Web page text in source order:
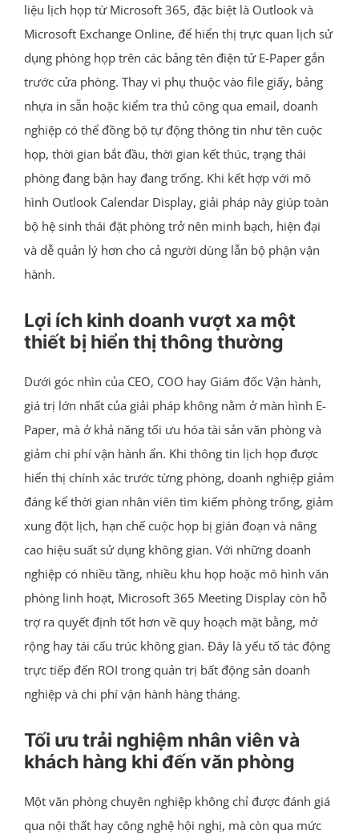
liệu lịch họp từ Microsoft 365, đặc biệt là Outlook và
Microsoft Exchange Online, để hiển thị trực quan lịch sử
dụng phòng họp trên các bảng tên điện tử E-Paper gắn
trước cửa phòng. Thay vì phụ thuộc vào file giấy, bảng
nhựa in sẵn hoặc kiểm tra thủ công qua email, doanh
nghiệp có thể đồng bộ tự động thông tin như tên cuộc
họp, thời gian bắt đầu, thời gian kết thúc, trạng thái
phòng đang bận hay đang trống. Khi kết hợp với mô
hình Outlook Calendar Display, giải pháp này giúp toàn
bộ hệ sinh thái đặt phòng trở nên minh bạch, hiện đại
và dễ quản lý hơn cho cả người dùng lẫn bộ phận vận
hành.
Lợi ích kinh doanh vượt xa một
thiết bị hiển thị thông thường
Dưới góc nhìn của CEO, COO hay Giám đốc Vận hành,
giá trị lớn nhất của giải pháp không nằm ở màn hình E-
Paper, mà ở khả năng tối ưu hóa tài sản văn phòng và
giảm chi phí vận hành ẩn. Khi thông tin lịch họp được
hiển thị chính xác trước từng phòng, doanh nghiệp giảm
đáng kể thời gian nhân viên tìm kiếm phòng trống, giảm
xung đột lịch, hạn chế cuộc họp bị gián đoạn và nâng
cao hiệu suất sử dụng không gian. Với những doanh
nghiệp có nhiều tầng, nhiều khu họp hoặc mô hình văn
phòng linh hoạt, Microsoft 365 Meeting Display còn hỗ
trợ ra quyết định tốt hơn về quy hoạch mặt bằng, mở
rộng hay tái cấu trúc không gian. Đây là yếu tố tác động
trực tiếp đến ROI trong quản trị bất động sản doanh
nghiệp và chi phí vận hành hàng tháng.
Tối ưu trải nghiệm nhân viên và
khách hàng khi đến văn phòng
Một văn phòng chuyên nghiệp không chỉ được đánh giá
qua nội thất hay công nghệ hội nghị, mà còn qua mức